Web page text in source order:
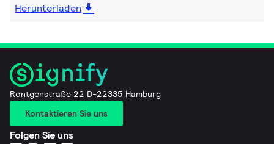
Herunterladen
Röntgenstraße 22 D-22335 Hamburg
Kontaktieren Sie uns
Folgen Sie uns